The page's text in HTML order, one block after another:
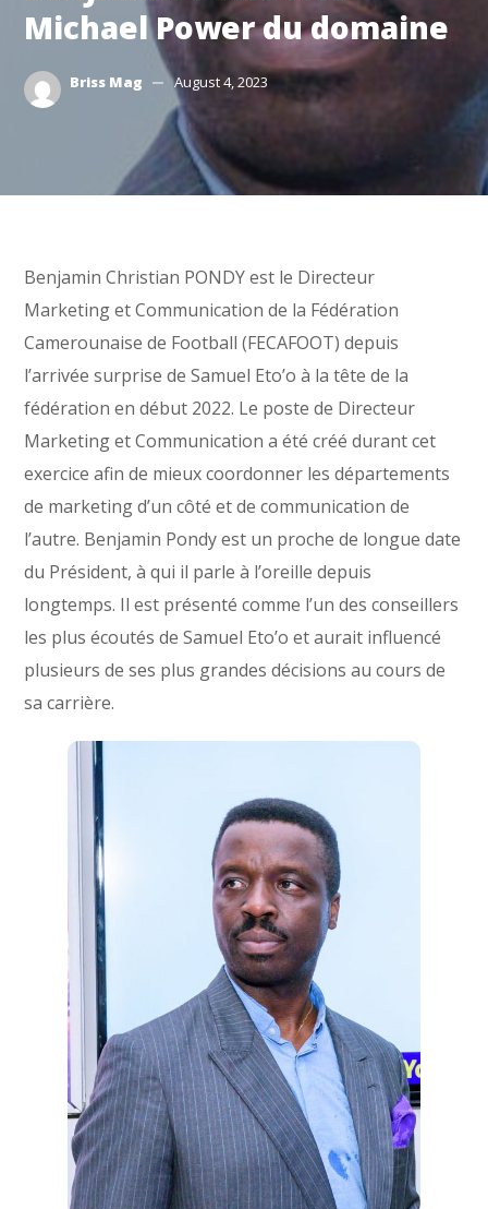
Michael Power du domaine
Briss Mag August 4, 2023
Benjamin Christian PONDY est le Directeur
Marketing et Communication de la Fédération
Camerounaise de Football (FECAFOOT) depuis
l’arrivée surprise de Samuel Eto’o à la tête de la
fédération en début 2022. Le poste de Directeur
Marketing et Communication a été créé durant cet
exercice afin de mieux coordonner les départements
de marketing d’un côté et de communication de
l’autre. Benjamin Pondy est un proche de longue date
du Président, à qui il parle à l’oreille depuis
longtemps. Il est présenté comme l’un des conseillers
les plus écoutés de Samuel Eto’o et aurait influencé
plusieurs de ses plus grandes décisions au cours de
sa carrière.